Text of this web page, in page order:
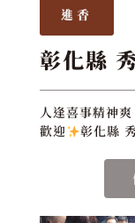
進香
彰化縣
人逢喜事精神爽
歡迎
彰化縣